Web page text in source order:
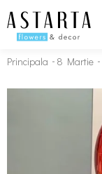
Principala 8 Martie